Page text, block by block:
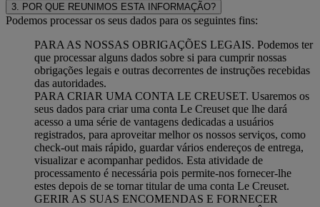
3. POR QUE REUNIMOS ESTA INFORMAÇÃO?
Podemos processar os seus dados para os seguintes fins:
PARA AS NOSSAS OBRIGAÇÕES LEGAIS. Podemos ter
que processar alguns dados sobre si para cumprir nossas
obrigações legais e outras decorrentes de instruções recebidas
das autoridades.
PARA CRIAR UMA CONTA LE CREUSET. Usaremos os
seus dados para criar uma conta Le Creuset que lhe dará
acesso a uma série de vantagens dedicadas a usuários
registrados, para aproveitar melhor os nossos serviços, como
check-out mais rápido, guardar vários endereços de entrega,
visualizar e acompanhar pedidos. Esta atividade de
processamento é necessária pois permite-nos fornecer-lhe
estes depois de se tornar titular de uma conta Le Creuset.
GERIR AS SUAS ENCOMENDAS E FORNECER